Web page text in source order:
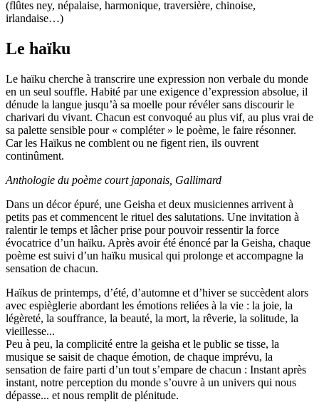
(flûtes ney, népalaise, harmonique, traversière, chinoise,
irlandaise…)
Le haïku
Le haïku cherche à transcrire une expression non verbale du monde
en un seul souffle. Habité par une exigence d’expression absolue, il
dénude la langue jusqu’à sa moelle pour révéler sans discourir le
charivari du vivant. Chacun est convoqué au plus vif, au plus vrai de
sa palette sensible pour « compléter » le poème, le faire résonner.
Car les Haïkus ne comblent ou ne figent rien, ils ouvrent
continûment.
Anthologie du poème court japonais, Gallimard
Dans un décor épuré, une Geisha et deux musiciennes arrivent à
petits pas et commencent le rituel des salutations. Une invitation à
ralentir le temps et lâcher prise pour pouvoir ressentir la force
évocatrice d’un haïku. Après avoir été énoncé par la Geisha, chaque
poème est suivi d’un haïku musical qui prolonge et accompagne la
sensation de chacun.
Haïkus de printemps, d’été, d’automne et d’hiver se succèdent alors
avec espièglerie abordant les émotions reliées à la vie : la joie, la
légèreté, la souffrance, la beauté, la mort, la rêverie, la solitude, la
vieillesse...
Peu à peu, la complicité entre la geisha et le public se tisse, la
musique se saisit de chaque émotion, de chaque imprévu, la
sensation de faire parti d’un tout s’empare de chacun : Instant après
instant, notre perception du monde s’ouvre à un univers qui nous
dépasse... et nous remplit de plénitude.